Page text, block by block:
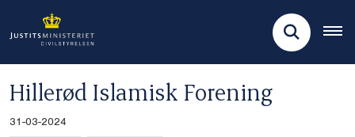
Hillerød Islamisk Forening
31-03-2024